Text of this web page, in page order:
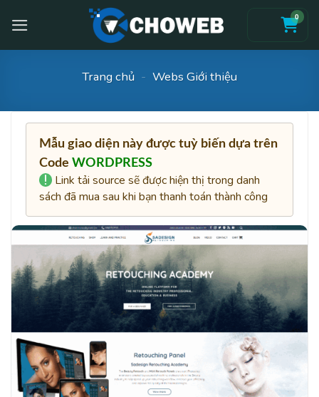
0
Trang chủ - Webs Giới thiệu
Mẫu giao diện này được tuỳ biến dựa trên
CodeWORDPRESS
Link tải source sẽ được hiện thị trong danh
sách đã mua sau khi bạn thanh toán thành công